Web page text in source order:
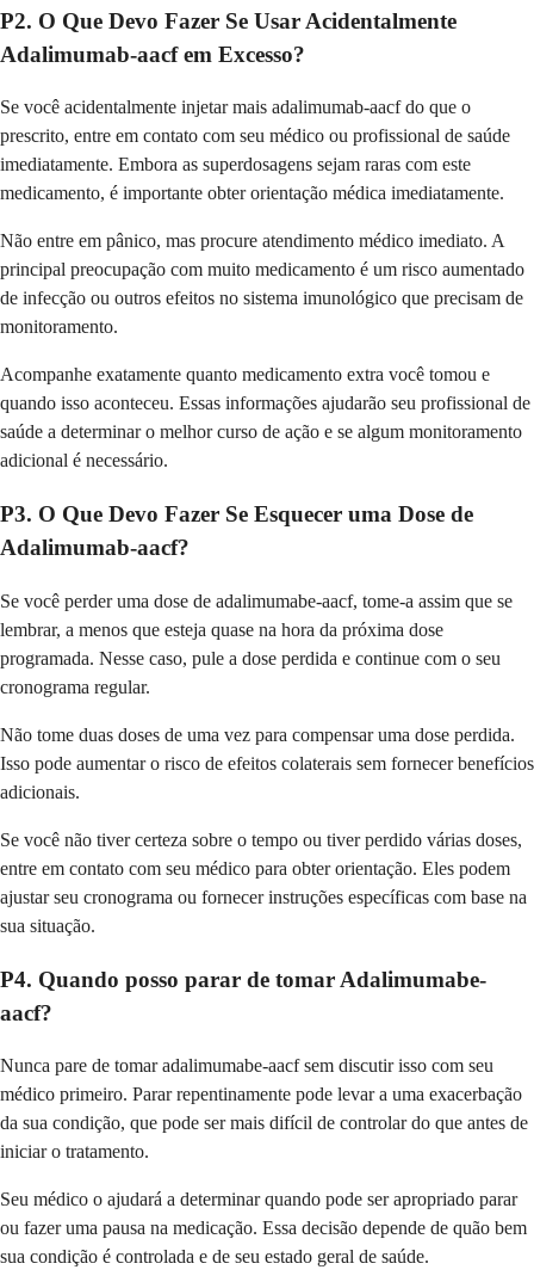
P2. O Que Devo Fazer Se Usar Acidentalmente
Adalimumab-aacf em Excesso?
Se você acidentalmente injetar mais adalimumab-aacf do que o
prescrito, entre em contato com seu médico ou profissional de saúde
imediatamente. Embora as superdosagens sejam raras com este
medicamento, é importante obter orientação médica imediatamente.
Não entre em pânico, mas procure atendimento médico imediato. A
principal preocupação com muito medicamento é um risco aumentado
de infecção ou outros efeitos no sistema imunológico que precisam de
monitoramento.
Acompanhe exatamente quanto medicamento extra você tomou e
quando isso aconteceu. Essas informações ajudarão seu profissional de
saúde a determinar o melhor curso de ação e se algum monitoramento
adicional é necessário.
P3. O Que Devo Fazer Se Esquecer uma Dose de
Adalimumab-aacf?
Se você perder uma dose de adalimumabe-aacf, tome-a assim que se
lembrar, a menos que esteja quase na hora da próxima dose
programada. Nesse caso, pule a dose perdida e continue com o seu
cronograma regular.
Não tome duas doses de uma vez para compensar uma dose perdida.
Isso pode aumentar o risco de efeitos colaterais sem fornecer benefícios
adicionais.
Se você não tiver certeza sobre o tempo ou tiver perdido várias doses,
entre em contato com seu médico para obter orientação. Eles podem
ajustar seu cronograma ou fornecer instruções específicas com base na
sua situação.
P4. Quando posso parar de tomar Adalimumabe-
aacf?
Nunca pare de tomar adalimumabe-aacf sem discutir isso com seu
médico primeiro. Parar repentinamente pode levar a uma exacerbação
da sua condição, que pode ser mais difícil de controlar do que antes de
iniciar o tratamento.
Seu médico o ajudará a determinar quando pode ser apropriado parar
ou fazer uma pausa na medicação. Essa decisão depende de quão bem
sua condição é controlada e de seu estado geral de saúde.